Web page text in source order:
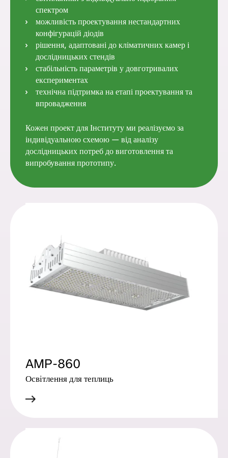
спектром
можливість проектування нестандартних
конфігурацій діодів
рішення, адаптовані до кліматичних камер і
дослідницьких стендів
стабільність параметрів у довготривалих
експериментах
технічна підтримка на етапі проектування та
впровадження
Кожен проект для Інституту ми реалізуємо за
індивідуальною схемою — від аналізу
дослідницьких потреб до виготовлення та
випробування прототипу.
AMP-860
Освітлення для теплиць